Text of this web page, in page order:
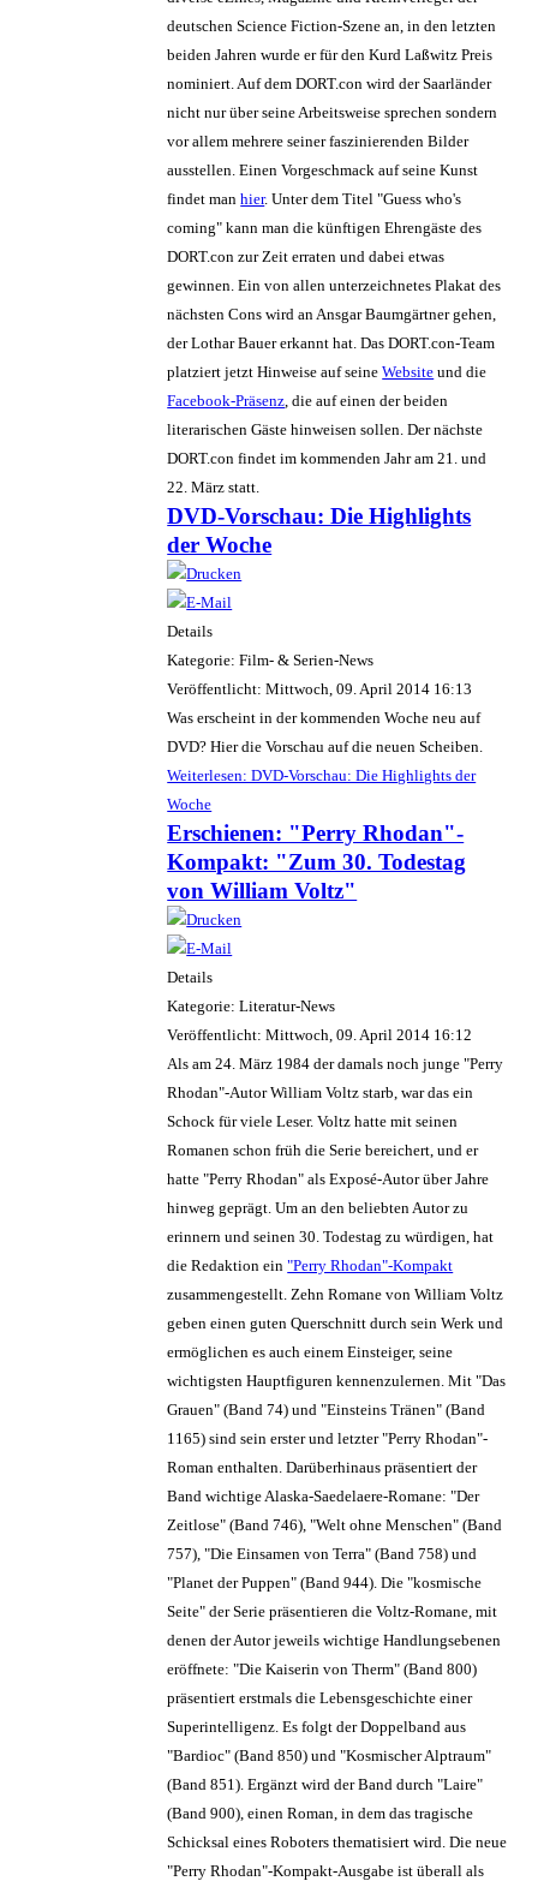
deutschen Science Fiction-Szene an, in den letzten
beiden Jahren wurde er für den Kurd Laßwitz Preis
nominiert. Auf dem DORT.con wird der Saarländer
nicht nur über seine Arbeitsweise sprechen sondern
vor allem mehrere seiner faszinierenden Bilder
ausstellen. Einen Vorgeschmack auf seine Kunst
findet manhier. Unter dem Titel "Guess who's
coming" kann man die künftigen Ehrengäste des
DORT.con zur Zeit erraten und dabei etwas
gewinnen. Ein von allen unterzeichnetes Plakat des
nächsten Cons wird an Ansgar Baumgärtner gehen,
der Lothar Bauer erkannt hat. Das DORT.con-Team
platziert jetzt Hinweise auf seineWebsite und die
Facebook-Präsenz , die auf einen der beiden
literarischen Gäste hinweisen sollen. Der nächste
DORT.con findet im kommenden Jahr am 21. und
22. März statt.
DVD-Vorschau: Die Highlights
der Woche
Details
Kategorie: Film- & Serien-News
Veröffentlicht: Mittwoch, 09. April 2014 16:13
Was erscheint in der kommenden Woche neu auf
DVD? Hier die Vorschau auf die neuen Scheiben.
Weiterlesen: DVD-Vorschau: Die Highlights der
Woche
Erschienen: "Perry Rhodan"-
Kompakt: "Zum 30. Todestag
von William Voltz"
Details
Kategorie: Literatur-News
Veröffentlicht: Mittwoch, 09. April 2014 16:12
Als am 24. März 1984 der damals noch junge "Perry
Rhodan"-Autor William Voltz starb, war das ein
Schock für viele Leser. Voltz hatte mit seinen
Romanen schon früh die Serie bereichert, und er
hatte "Perry Rhodan" als Exposé-Autor über Jahre
hinweg geprägt. Um an den beliebten Autor zu
erinnern und seinen 30. Todestag zu würdigen, hat
die Redaktion ein"Perry Rhodan"-Kompakt
zusammengestellt. Zehn Romane von William Voltz
geben einen guten Querschnitt durch sein Werk und
ermöglichen es auch einem Einsteiger, seine
wichtigsten Hauptfiguren kennenzulernen. Mit "Das
Grauen" (Band 74) und "Einsteins Tränen" (Band
1165) sind sein erster und letzter "Perry Rhodan"-
Roman enthalten. Darüberhinaus präsentiert der
Band wichtige Alaska-Saedelaere-Romane: "Der
Zeitlose" (Band 746), "Welt ohne Menschen" (Band
757), "Die Einsamen von Terra" (Band 758) und
"Planet der Puppen" (Band 944). Die "kosmische
Seite" der Serie präsentieren die Voltz-Romane, mit
denen der Autor jeweils wichtige Handlungsebenen
eröffnete: "Die Kaiserin von Therm" (Band 800)
präsentiert erstmals die Lebensgeschichte einer
Superintelligenz. Es folgt der Doppelband aus
"Bardioc" (Band 850) und "Kosmischer Alptraum"
(Band 851). Ergänzt wird der Band durch "Laire"
(Band 900), einen Roman, in dem das tragische
Schicksal eines Roboters thematisiert wird. Die neue
"Perry Rhodan"-Kompakt-Ausgabe ist überall als